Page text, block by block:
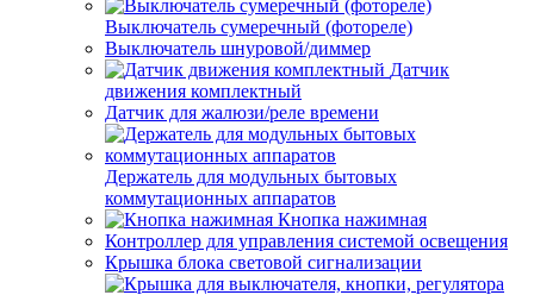
Выключатель сумеречный (фотореле)
Выключатель шнуровой/диммер
Датчик
движения комплектный
Датчик для жалюзи/реле времени
Держатель для модульных бытовых
коммутационных аппаратов
Кнопка нажимная
Контроллер для управления системой освещения
Крышка блока световой сигнализации